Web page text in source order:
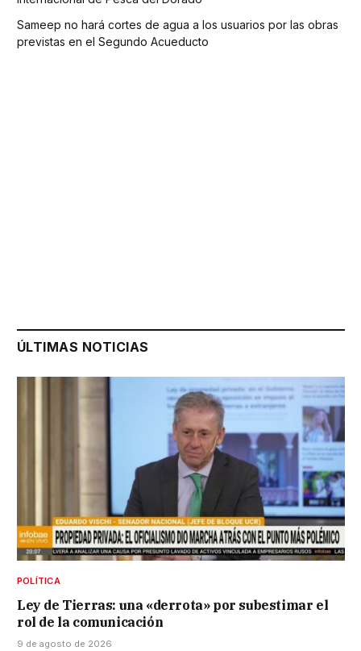
Sameep no hará cortes de agua a los usuarios por las obras
previstas en el Segundo Acueducto
ÚLTIMAS NOTICIAS
POLÍTICA
Ley de Tierras: una «derrota» por subestimar el
rol de la comunicación
9 de agosto de 2026